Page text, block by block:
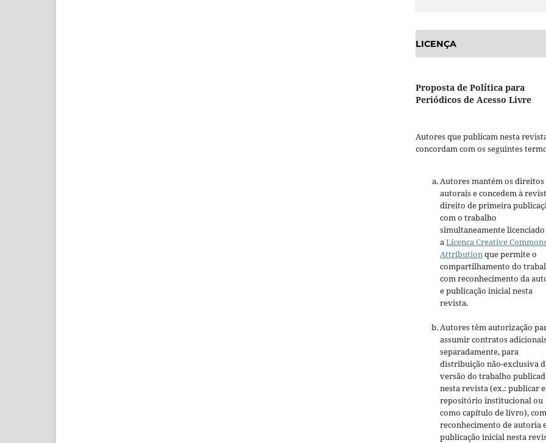
LICENÇA
Proposta de Política para
Periódicos de Acesso Livre
Autores que publicam nesta
concordam com os seguintes
Autores mantém os direitos
autorais e concedem à
direito de primeira
com o trabalho
simultaneamente
aLicença Creative
Attributionque permite o
compartilhamento do
com reconhecimento da
e publicação inicial nesta
revista.
Autores têm autorização
assumir contratos
separadamente, para
distribuição não-exclusiva
versão do trabalho
nesta revista (ex.: publicar
repositório institucional ou
como capítulo de livro), com
reconhecimento de autoria
publicação inicial nesta